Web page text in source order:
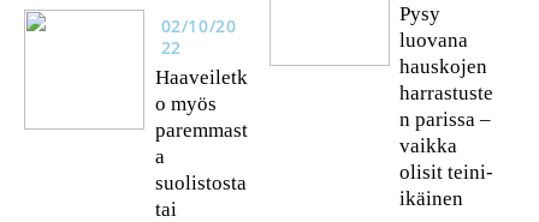
02/10/20
22
Haaveiletk
o myös
paremmast
a
suolistosta
tai
Pysy
luovana
hauskojen
harrastuste
n parissa –
vaikka
olisit teini-
ikäinen